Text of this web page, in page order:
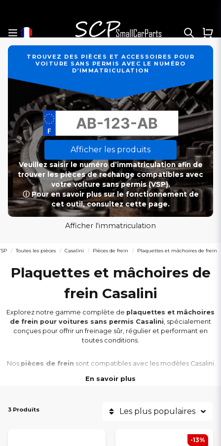
TROUVEZ DES PIÈCES ET ACCESSOIRES POUR
VOITURE SANS PERMIS AVEC LE NUMÉRO
D’IMMATRICULATION
Afficher les produits
Veuillez saisir le numéro d’immatriculation afin de
trouver les pièces de rechange compatibles avec
votre voiture sans permis (VSP).
ⓘ Pour en savoir plus sur le fonctionnement de
cet outil, consultez cette page.
Afficher l'immatriculation
Toutes les pièces Casalini Pièces de frein Plaquettes et mâchoires de frein
Plaquettes et mâchoires de
frein Casalini
Explorez notre gamme complète de plaquettes et mâchoires
de frein pour voitures sans permis Casalini, spécialement
conçues pour offrir un freinage sûr, régulier et performant en
toutes conditions.
Nos pièces de frein sont compatibles avec les modèles Casalini
excellente qualité de friction
Que vous ayez besoin de remplacer vos plaquettes avantou vos
livraisons
partout en France pour entretenir efficacement votre
En savoir plus
3 Produits Les plus populaires
-13%